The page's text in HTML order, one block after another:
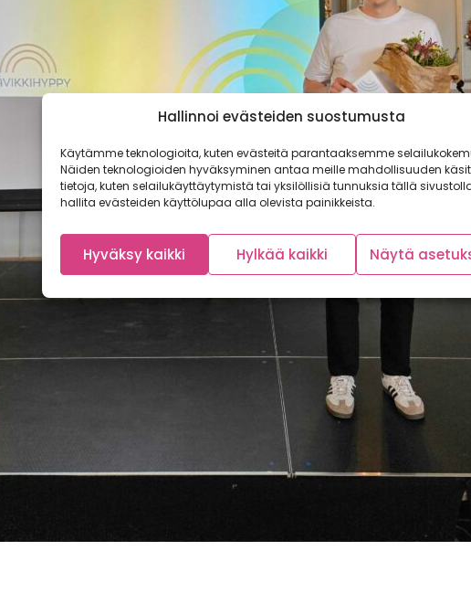
Hallinnoi evästeiden suostumusta
Käytämme teknologioita, kuten evästeitä parantaaksemme
Näiden teknologioiden hyväksyminen antaa meille mahdollisuuden
tietoja, kuten selailukäyttäytymistä tai yksilöllisiä tunnuksia tällä
hallita evästeiden käyttölupaa alla olevista painikkeista.
Hyväksy kaikki Hylkää kaikki Näytä